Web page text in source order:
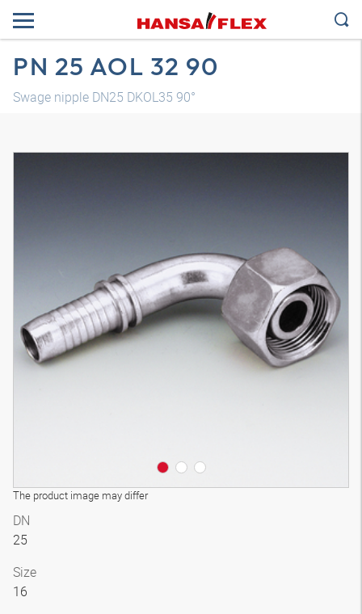
PN 25 AOL 32 90
Swage nipple DN25 DKOL35 90°
The product image may differ
Трехмерная модель
DN
25
Size
16